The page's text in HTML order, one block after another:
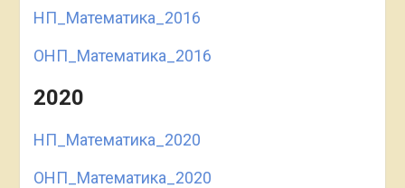
НП_Математика_2016
ОНП_Математика_2016
2020
НП_Математика_2020
ОНП_Математика_2020